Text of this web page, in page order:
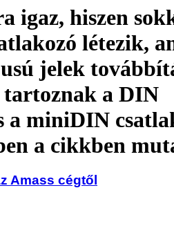
igaz, hiszen
létezik,
jelek
a DIN
a miniDIN
a cikkben
Amass cégtől